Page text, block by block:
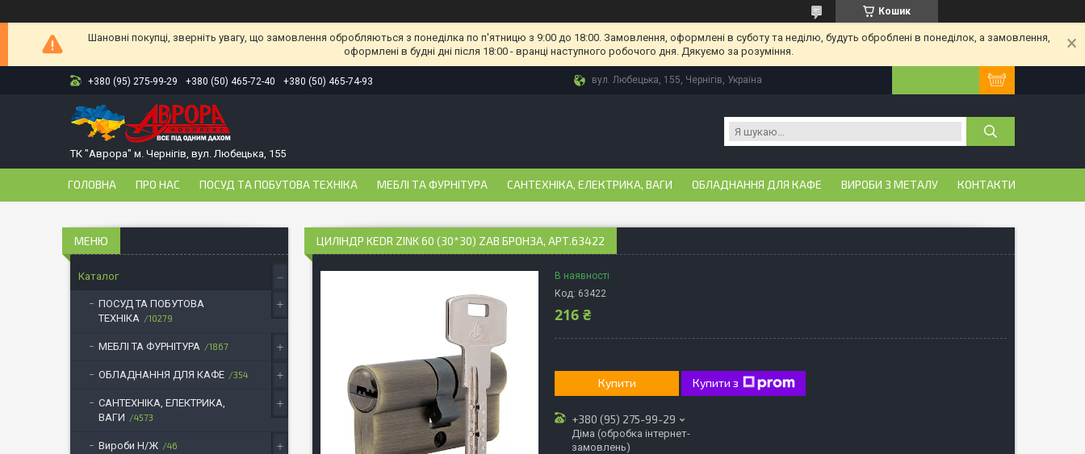
Кошик
Шановні покупці, зверніть увагу, що замовлення обробляються з понеділка по п'ятницю з 9:00 до 18:00. Замовлення, оформлені в суботу та неділю, будуть оброблені в понеділок, а замовлення,
оформлені в будні дні після 18:00 - вранці наступного робочого дня. Дякуємо за розуміння.
+380 (95) 275-99-29 +380 (50) 465-72-40 +380 (50) 465-74-93 вул. Любецька, 155, Чернігів, Україна
ТК "Аврора" м. Чернігів, вул. Любецька, 155
ГОЛОВНА ПРО НАС ПОСУД ТА ПОБУТОВА ТЕХНІКА МЕБЛІ ТА ФУРНІТУРА САНТЕХНІКА, ЕЛЕКТРИКА, ВАГИ ОБЛАДНАННЯ ДЛЯ КАФЕ ВИРОБИ З МЕТАЛУ КОНТАКТИ
ЦИЛІНДР KEDR ZINK 60 (30*30) ZAB БРОНЗА, АРТ.63422
В наявності
Код: 63422
216 ₴
Купити Купити з
+380 (95) 275-99-29
Діма (обробка інтернет-
замовлень)
Каталог
ПОСУД ТА ПОБУТОВА
ТЕХНІКА
10279
МЕБЛІ ТА ФУРНІТУРА 1867
ОБЛАДНАННЯ ДЛЯ КАФЕ 354
САНТЕХНІКА, ЕЛЕКТРИКА,
ВАГИ
4573
Вироби Н/Ж 46